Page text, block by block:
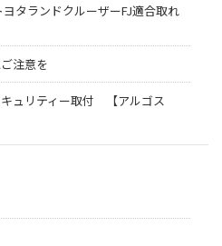
タランドクルーザーFJ適合取れ
注意を
ュリティー取付 【アルゴス